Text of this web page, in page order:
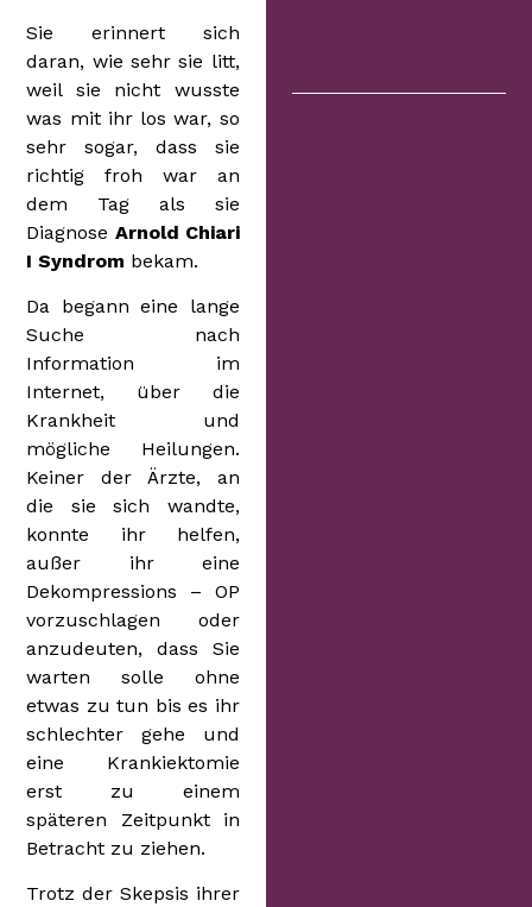
Sie erinnert sich
daran, wie sehr sie litt,
weil sie nicht wusste
was mit ihr los war, so
sehr sogar, dass sie
richtig froh war an
dem Tag als sie
Diagnose Arnold Chiari
I Syndrom bekam.
Da begann eine lange
Suche nach
Information im
Internet, über die
Krankheit und
mögliche Heilungen.
Keiner der Ärzte, an
die sie sich wandte,
konnte ihr helfen,
außer ihr eine
Dekompressions – OP
vorzuschlagen oder
anzudeuten, dass Sie
warten solle ohne
etwas zu tun bis es ihr
schlechter gehe und
eine Krankiektomie
erst zu einem
späteren Zeitpunkt in
Betracht zu ziehen.
Trotz der Skepsis ihrer